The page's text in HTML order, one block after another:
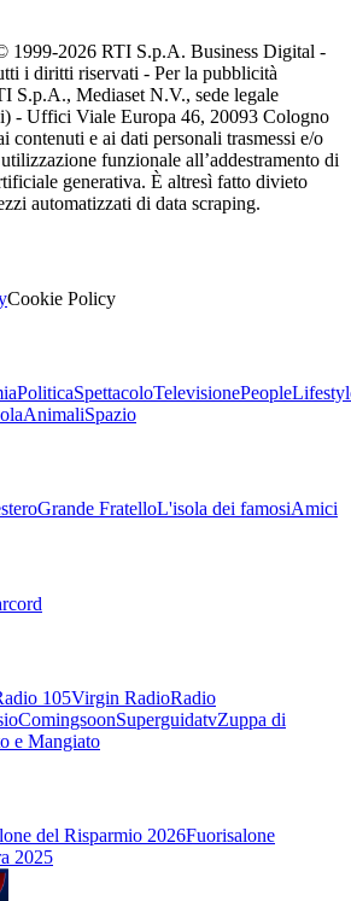
1999-2026 RTI S.p.A. Business Digital -
i diritti riservati - Per la pubblicità
S.p.A., Mediaset N.V., sede legale
- Uffici Viale Europa 46, 20093 Cologno
contenuti e ai dati personali trasmessi e/o
funzionale all’addestramento di
generativa. È altresì fatto divieto
automatizzati di data scraping.
Cookie Policy
PoliticaSpettacoloTelevisionePeople
AnimaliSpazio
Grande FratelloL'isola dei famosiAmici
105Virgin RadioRadio
ComingsoonSuperguidatvZuppa di
e Mangiato
del Risparmio 2026Fuorisalone
2025